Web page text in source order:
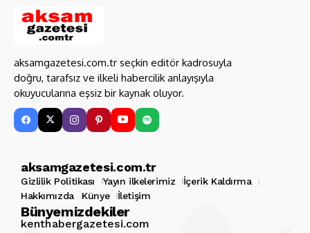
aksamgazetesi.com.tr seçkin editör kadrosuyla
doğru, tarafsız ve ilkeli habercilik anlayışıyla
okuyucularına eşsiz bir kaynak oluyor.
aksamgazetesi.com.tr
Gizlilik Politikası Yayın ilkelerimiz
İçerik Kaldırma
Hakkımızda
Künye İletişim
Bünyemizdekiler
kenthabergazetesi.com